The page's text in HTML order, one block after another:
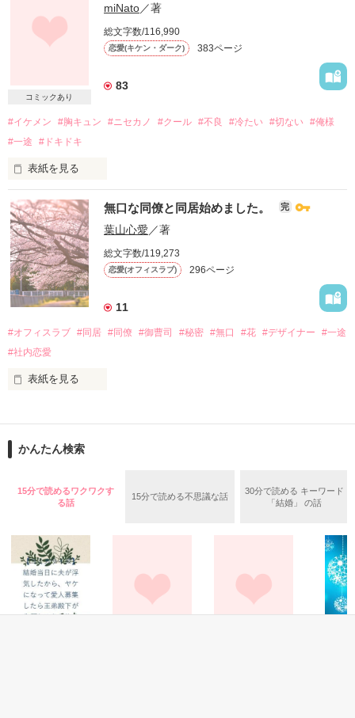
互いの利益の為に結んだ、偽りの婚約……
医者家系に生まれ、でも医者が大嫌い！
三角 沙帆
×
『鷹取総合病院』次期病院長
鷹取 怜士
〝偽り〟だったはずなのに――
「私たち……本当の婚約者ではないのに、どうし――」
再び重なり合った唇が、甘く言葉を封じ込める。
「黙って――」
せて――。
2018.12.3　完結公開
2018.12.7　あとがき後に番外編UP
レビューありがとうございます (*´ー｀*)
作品を読む
コミックあり
miNato／著
総文字数/116,990
恋愛(キケン・ダーク) 383ページ
83
#イケメン #胸キュン #ニセカノ #クール #不良 #冷たい #切ない #俺様
#一途
#ドキドキ
表紙を見る
ある日のこと
「好きなんだろ？あいつのこと」
「はぁ！？な、なワケないしっ！」
無口な同僚と同居始めました。 完
葉山心愛 ／著
総文字数/119,273
恋愛(オフィスラブ) 296ページ
11
#オフィスラブ #同居 #同僚 #御曹司 #秘密 #無口 #花 #デザイナー
#一途
#社内恋愛
表紙を見る
坂下はな
ーMizuki Nikaidoー
彼の秘密を知ってしまって、同居をするハメに！
かんたん検索
15分で読めるワクワクす
る話
15分で読める不思議な話
30分で読める キーワード
「結婚」 の話